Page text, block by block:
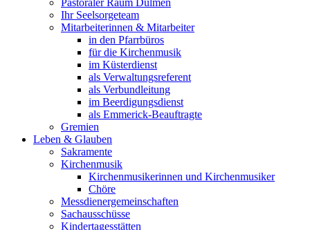
Pastoraler Raum Dülmen
Ihr Seelsorgeteam
Mitarbeiterinnen & Mitarbeiter
in den Pfarrbüros
für die Kirchenmusik
im Küsterdienst
als Verwaltungsreferent
als Verbundleitung
im Beerdigungsdienst
als Emmerick-Beauftragte
Gremien
Leben & Glauben
Sakramente
Kirchenmusik
Kirchenmusikerinnen und Kirchenmusiker
Chöre
Messdienergemeinschaften
Sachausschüsse
Kindertagesstätten